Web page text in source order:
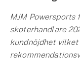
MJM
skoterhandlare
kundnöjdhet